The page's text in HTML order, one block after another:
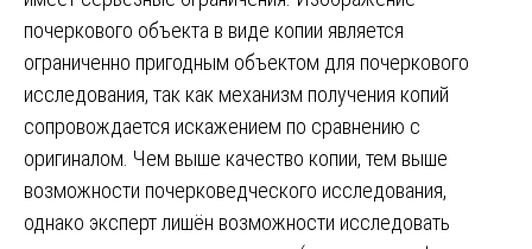
почеркового объекта в виде копии является
ограниченно пригодным объектом для почеркового
исследования, так как механизм получения копий
сопровождается искажением по сравнению с
оригиналом. Чем выше качество копии, тем выше
возможности почерковедческого исследования,
однако эксперт лишён возможности исследовать